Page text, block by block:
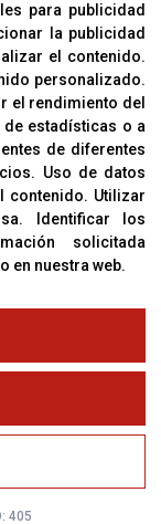
para publicidad
la publicidad
el contenido.
personalizado.
el rendimiento del
estadísticas o a
de diferentes
. Uso de datos
contenido. Utilizar
.
Identificar los
solicitada
en nuestra web.
405